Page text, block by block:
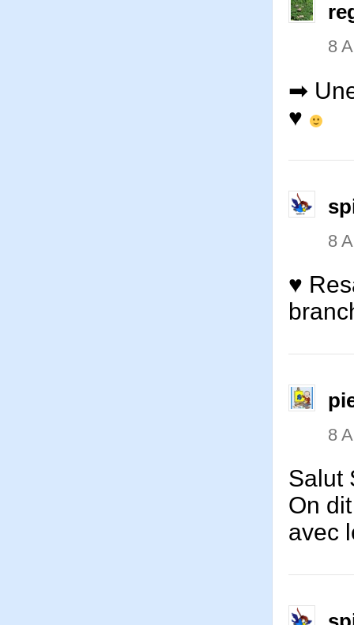
8
➡
♥
8
♥
8
Salut
On
avec